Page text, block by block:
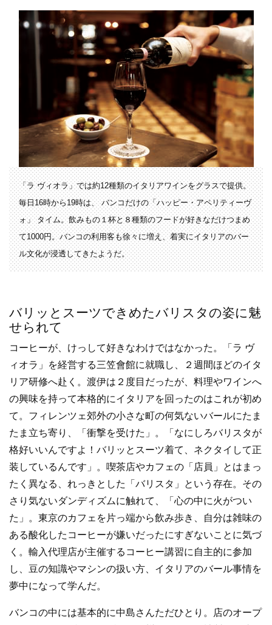
「ラ ヴィオラ」では約12種類のイタリアワインをグラスで提供。
毎日16時から19時は、 バンコだけの「ハッピー・アペリティーヴ
ォ」 タイム。飲みもの１杯と８種類のフードが好きなだけつまめ
て1000円。バンコの利用客も徐々に増え、着実にイタリアのバー
ル文化が浸透してきたようだ。
バリッとスーツできめたバリスタの姿に魅
せられて
コーヒーが、けっして好きなわけではなかった。「ラ ヴ
ィオラ」を経営する三笠會館に就職し、２週間ほどのイタ
リア研修へ赴く。渡伊は２度目だったが、料理やワインへ
の興味を持って本格的にイタリアを回ったのはこれが初め
て。フィレンツェ郊外の小さな町の何気ないバールにたま
たま立ち寄り、「衝撃を受けた」。「なにしろバリスタが
格好いいんですよ！バリッとスーツ着て、ネクタイして正
装しているんです」。喫茶店やカフェの「店員」とはまっ
たく異なる、れっきとした「バリスタ」という存在。その
さり気ないダンディズムに触れて、「心の中に火がつい
た」。東京のカフェを片っ端から飲み歩き、自分は雑味の
ある酸化したコーヒーが嫌いだったにすぎないことに気づ
く。輸入代理店が主催するコーヒー講習に自主的に参加
し、豆の知識やマシンの扱い方、イタリアのバール事情を
夢中になって学んだ。
バンコの中には基本的に中島さんただひとり。店のオープ